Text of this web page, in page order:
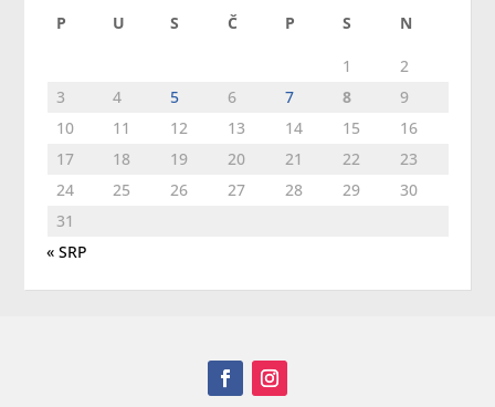
P U S Č P S N
1
2
3
4 5 6 7 8
9
10
11 12 13 14 15
16
17
18 19 20 21 22
23
24
25 26 27 28 29
30
31
« SRP